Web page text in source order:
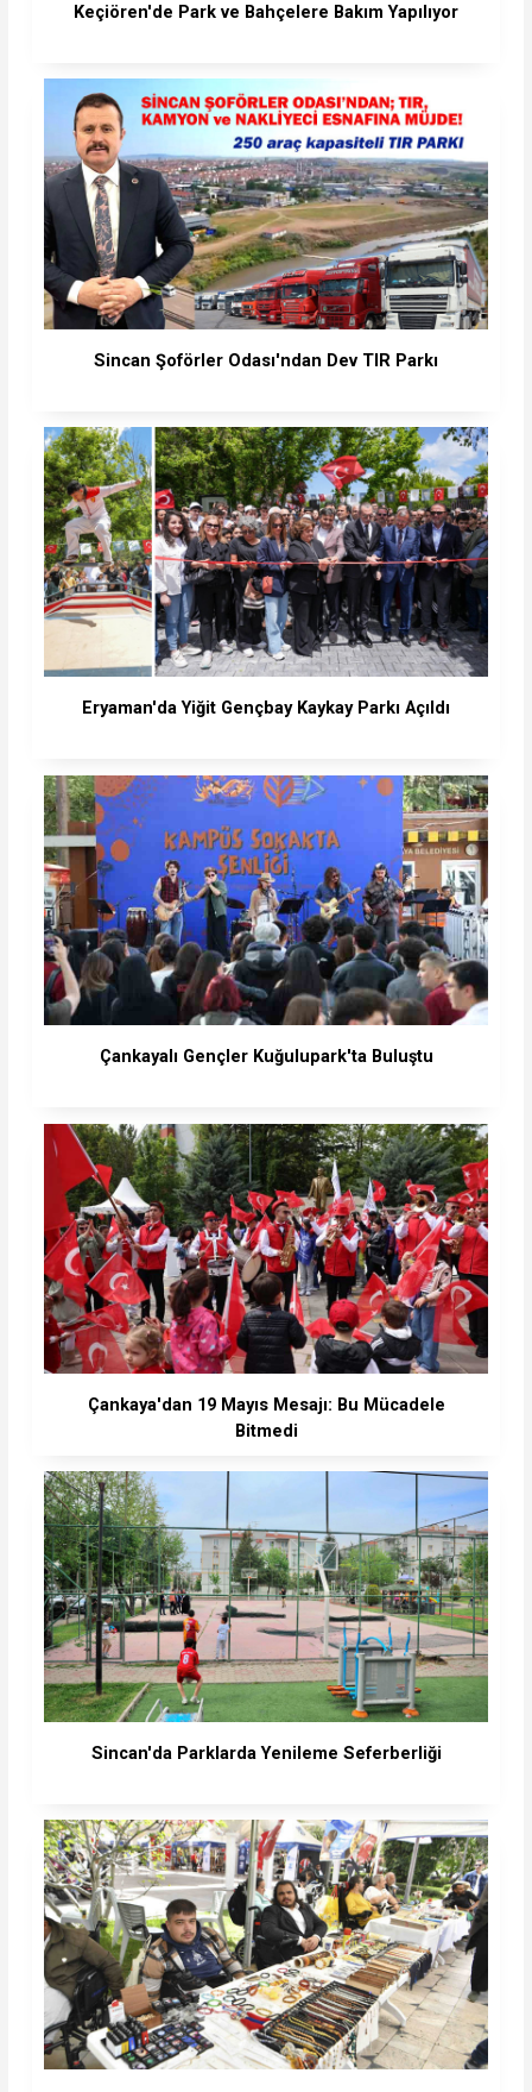
Keçiören'de Park ve Bahçelere Bakım Yapılıyor
Sincan Şoförler Odası'ndan Dev TIR Parkı
Eryaman'da Yiğit Gençbay Kaykay Parkı Açıldı
Çankayalı Gençler Kuğulupark'ta Buluştu
Çankaya'dan 19 Mayıs Mesajı: Bu Mücadele
Bitmedi
Sincan'da Parklarda Yenileme Seferberliği